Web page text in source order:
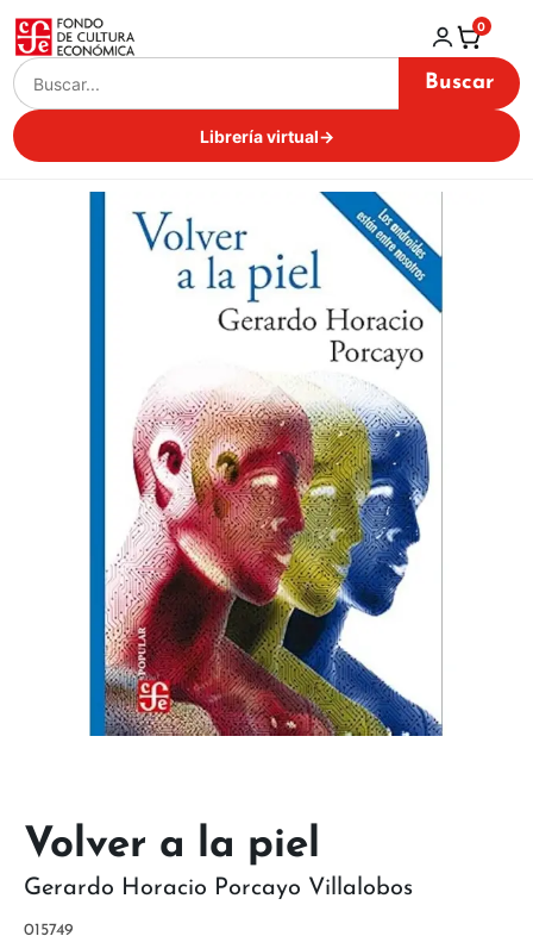
Buscar
Librería virtual→
0
015749
Gerardo Horacio Porcayo Villalobos
Volver a la piel